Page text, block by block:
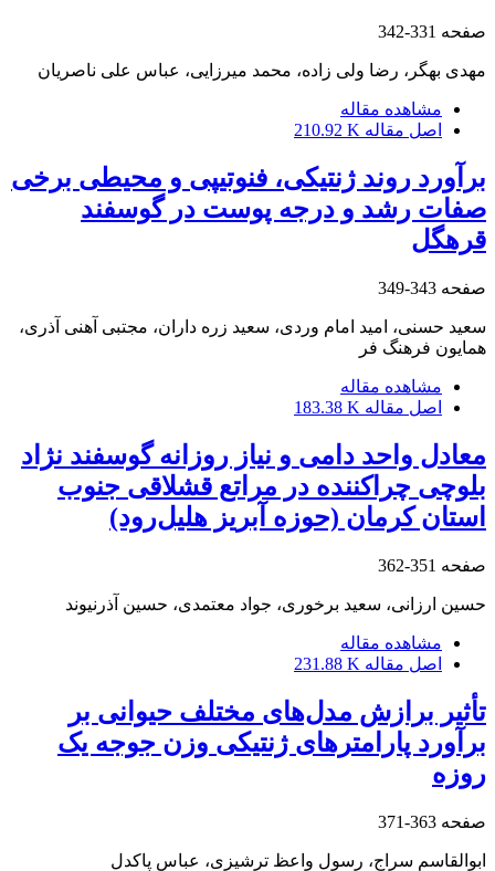
صفحه 331-342
مهدی بهگر، رضا ولی زاده، محمد میرزایی، عباس علی ناصریان
مشاهده مقاله
اصل مقاله 210.92 K
برآورد روند ژنتیکی، فنوتیپی و محیطی برخی
صفات رشد و درجه پوست در گوسفند
قره‎گل
صفحه 343-349
سعید حسنی، امید امام وردی، سعید زره داران، مجتبی آهنی آذری،
همایون فرهنگ فر
مشاهده مقاله
اصل مقاله 183.38 K
معادل واحد دامی و نیاز روزانه گوسفند نژاد
بلوچی چراکننده در مراتع قشلاقی جنوب
استان کرمان (حوزه آبریز هلیل‌رود)
صفحه 351-362
حسین ارزانی، سعید برخوری، جواد معتمدی، حسین آذرنیوند
مشاهده مقاله
اصل مقاله 231.88 K
تأثیر برازش مدل‌های مختلف حیوانی بر
برآورد پارامترهای ژنتیکی وزن جوجه یک
روزه
صفحه 363-371
ابوالقاسم سراج، رسول واعظ ترشیزی، عباس پاکدل